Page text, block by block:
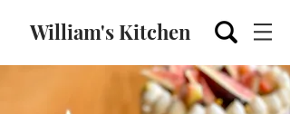
William's Kitchen